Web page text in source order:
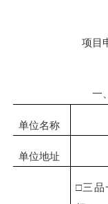
项目
一
单位名称
单位地址
□三品